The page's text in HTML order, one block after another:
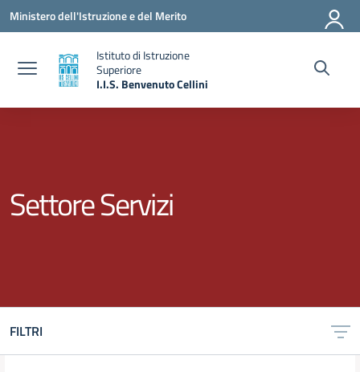
Vai ai contenuti
Vai al menu di navigazione
Vai al footer
Ministero dell'Istruzione e del Merito
Istituto di Istruzione
Superiore
I.I.S. Benvenuto Cellini
Settore Servizi
FILTRI